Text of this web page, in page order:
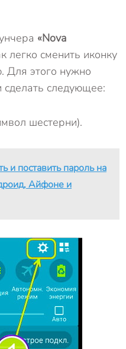
«Nova
легко сменить иконку
Для этого нужно
сделать следующее:
шестерни).
и поставить пароль на
Айфоне и